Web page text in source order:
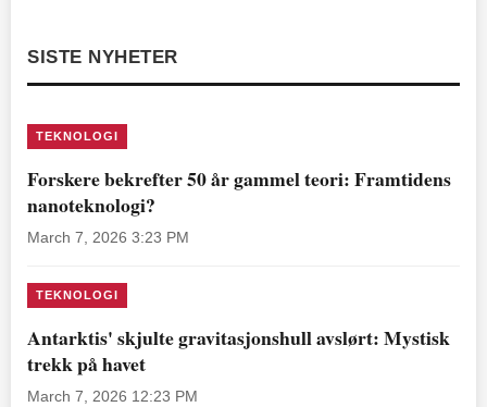
SISTE NYHETER
TEKNOLOGI
Forskere bekrefter 50 år gammel teori: Framtidens
nanoteknologi?
March 7, 2026 3:23 PM
TEKNOLOGI
Antarktis' skjulte gravitasjonshull avslørt: Mystisk
trekk på havet
March 7, 2026 12:23 PM